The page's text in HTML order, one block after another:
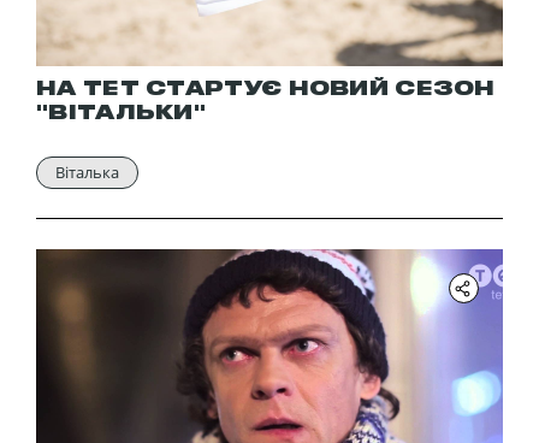
НА ТЕТ СТАРТУЄ НОВИЙ СЕЗОН
"ВІТАЛЬКИ"
Віталька